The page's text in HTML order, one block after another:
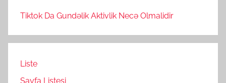
Tiktok Da Gundəlik Aktivlik Necə Olmalidir
Liste
Sayfa Listesi